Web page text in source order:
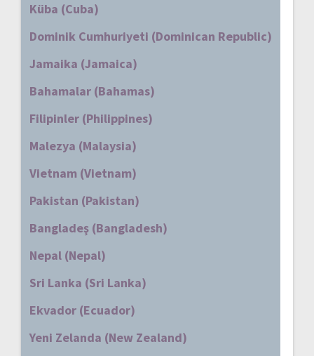
Küba (Cuba)
Dominik Cumhuriyeti (Dominican Republic)
Jamaika (Jamaica)
Bahamalar (Bahamas)
Filipinler (Philippines)
Malezya (Malaysia)
Vietnam (Vietnam)
Pakistan (Pakistan)
Bangladeş (Bangladesh)
Nepal (Nepal)
Sri Lanka (Sri Lanka)
Ekvador (Ecuador)
Yeni Zelanda (New Zealand)